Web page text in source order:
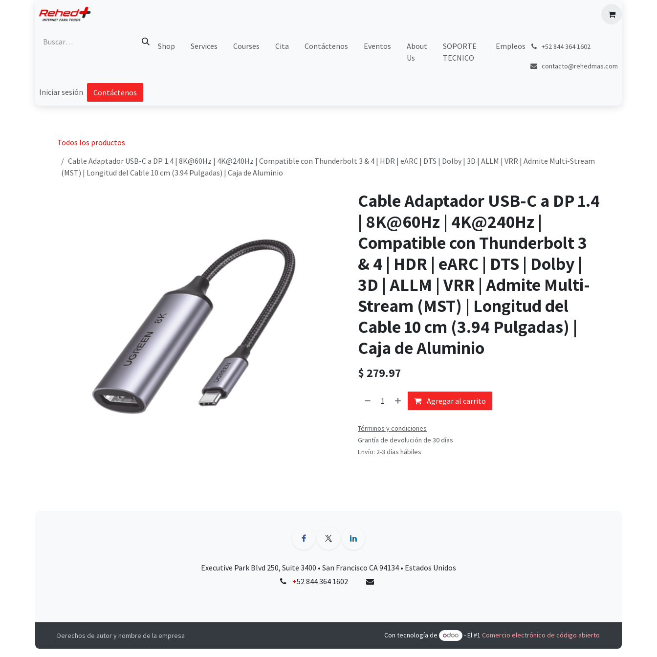
Shop Services Courses Cita Contáctenos Eventos
About
Us
SOPORTE
TECNICO
Empleos +52 844 364 1602
contacto@rehedmas.com
Iniciar sesión Contáctenos
Todos los productos
Cable Adaptador USB-C a DP 1.4 | 8K@60Hz | 4K@240Hz | Compatible con Thunderbolt 3 & 4 | HDR | eARC | DTS | Dolby | 3D | ALLM | VRR | Admite Multi-Stream
(MST) | Longitud del Cable 10 cm (3.94 Pulgadas) | Caja de Aluminio
Cable Adaptador USB-C a DP 1.4
| 8K@60Hz | 4K@240Hz |
Compatible con Thunderbolt 3
& 4 | HDR | eARC | DTS | Dolby |
3D | ALLM | VRR | Admite Multi-
Stream (MST) | Longitud del
Cable 10 cm (3.94 Pulgadas) |
Caja de Aluminio
$ 279.97
Agregar al carrito
Términos y condiciones
Grantía de devolución de 30 días
Envío: 2-3 días hábiles
Executive Park Blvd 250, Suite 3400 • San Francisco CA 94134 • Estados Unidos
+52 844 364 1602
Derechos de autor y nombre de la empresa Con tecnología de - El #1 Comercio electrónico de código abierto